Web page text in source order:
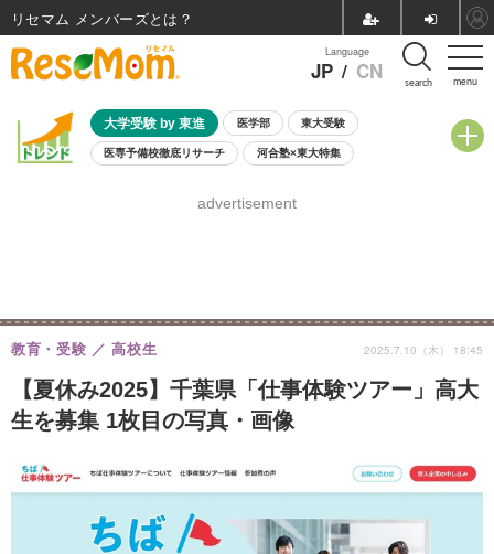
menu
Language
JP / CN search
大学受験 by 東進 医学部 東大受験
医専予備校徹底リサーチ 河合塾×東大特集
8月開催学校説明会・相談会
advertisement
【夏休み2025】千葉県「仕事体験ツアー」高大
生を募集 1枚目の写真・画像
教育・受験 高校生 2025.7.10（木） 18:45
リセマム メンバーズ